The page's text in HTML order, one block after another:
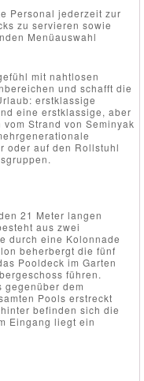
Personal jederzeit zur
zu servieren sowie
Menüauswahl
mit nahtlosen
und schafft die
erstklassige
eine erstklassige, aber
Strand von Seminyak
oder auf den Rollstuhl
21 Meter langen
aus zwei
durch eine Kolonnade
beherbergt die fünf
Pooldeck im Garten
führen.
dem
Pools erstreckt
befinden sich die
Eingang liegt ein